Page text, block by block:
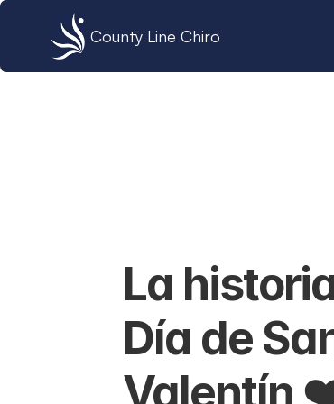
County Line Chiro
La
Día de
Valentín